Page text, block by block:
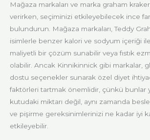
Mağaza markaları ve marka graham
verirken, seçiminizi etkileyebilecek ince
bulundurun. Mağaza markaları, Teddy
isimlerle benzer kalori ve sodyum içeriği
maliyetli bir çözüm sunabilir veya fıstık
olabilir. Ancak Kinnikinnick gibi markalar,
dostu seçenekler sunarak özel diyet
faktörleri tartmak önemlidir, çünkü bunlar
kutudaki miktarı değil, aynı zamanda
ve pişirme gereksinimlerinizi ne kadar iyi
etkileyebilir.